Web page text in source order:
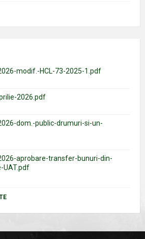
modif.-HCL-73-2025-1.pdf
2026.pdf
dom.-public-drumuri-si-un-
aprobare-transfer-bunuri-din-
UAT.pdf